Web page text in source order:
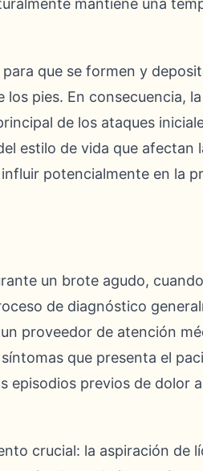
mantiene una
que se formen y
pies. En consecuencia,
de los ataques
estilo de vida que afectan
potencialmente en la
un brote agudo,
de diagnóstico
proveedor de atención
que presenta el
episodios previos de dolor
crucial: la aspiración de